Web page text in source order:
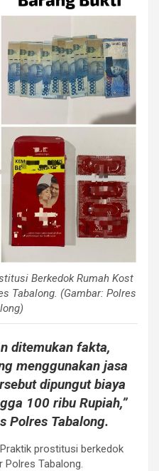
Berkedok Rumah Kost
Tabalong. (Gambar: Polres
ditemukan fakta,
menggunakan jasa
dipungut biaya
100 ribu Rupiah,”
Polres Tabalong.
prostitusi berkedok
Tabalong.